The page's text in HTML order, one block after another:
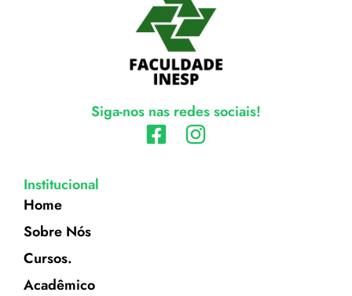
Siga-nos nas redes sociais!
Institucional
Home
Sobre Nós
Cursos.
Acadêmico